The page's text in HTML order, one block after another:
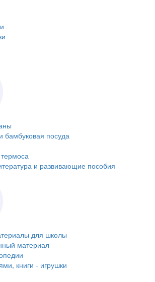
бамбуковая посуда
и развивающие пособия
для школы
материал
книги - игрушки